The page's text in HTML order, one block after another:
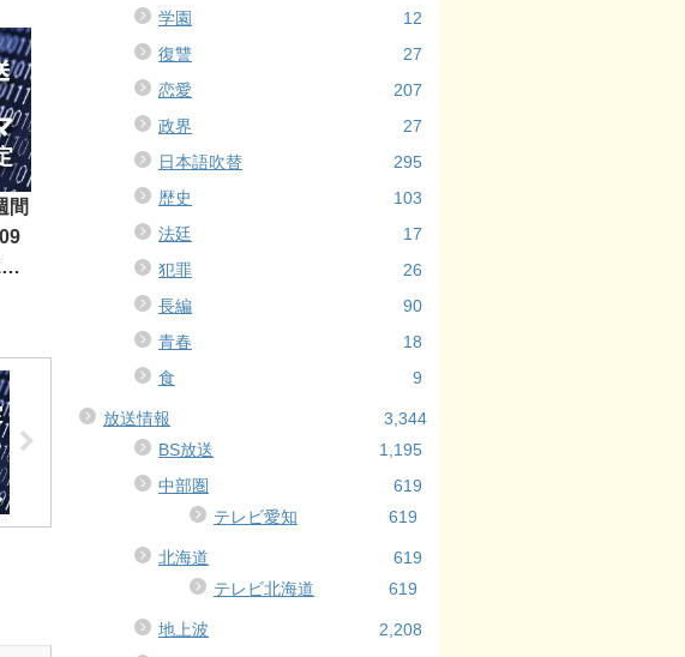
25
間
学園
12
復讐
27
恋愛
207
政界
27
日本語吹替
295
歴史
103
法廷
17
犯罪
26
長編
90
青春
18
食
9
放送情報
3,344
BS放送
1,195
中部圏
619
テレビ愛知
619
北海道
619
テレビ北海道
619
地上波
2,208